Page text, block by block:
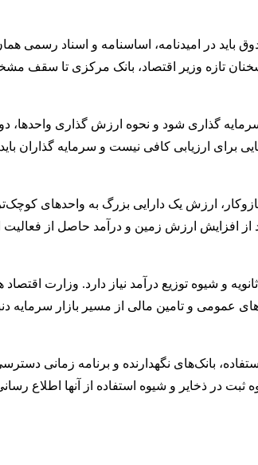
کرده بود، هرچند نرخ قطعی هر صندوق باید در امیدنامه،
تازه وزیر اقتصاد، بانک مرکزی تا سقف
گذاری شود و نحوه ارزش گذاری واحدها،
برای ارزیابی کافی نیست و سرمایه گذاران
ارزش یک دارایی بزرگ به واحدهای
از افزایش ارزش زمین و درآمد حاصل از
و شیوه توزیع درآمد نیاز دارد. وزارت
و تامین مالی از مسیر بازار سرمایه
بانک‌های نگهدارنده و برنامه زمانی
ثبت در ذخایر و شیوه استفاده از آنها اطلاع